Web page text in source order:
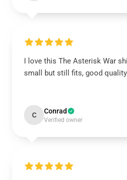
I love this The Asterisk War
small but still fits, good quality
C Conrad
Verified owner